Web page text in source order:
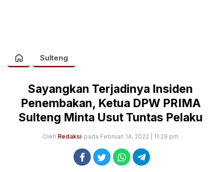
Sulteng
Sayangkan Terjadinya Insiden
Penembakan, Ketua DPW PRIMA
Sulteng Minta Usut Tuntas Pelaku
Oleh Redaksi pada Februari 14, 2022 | 11:29 pm